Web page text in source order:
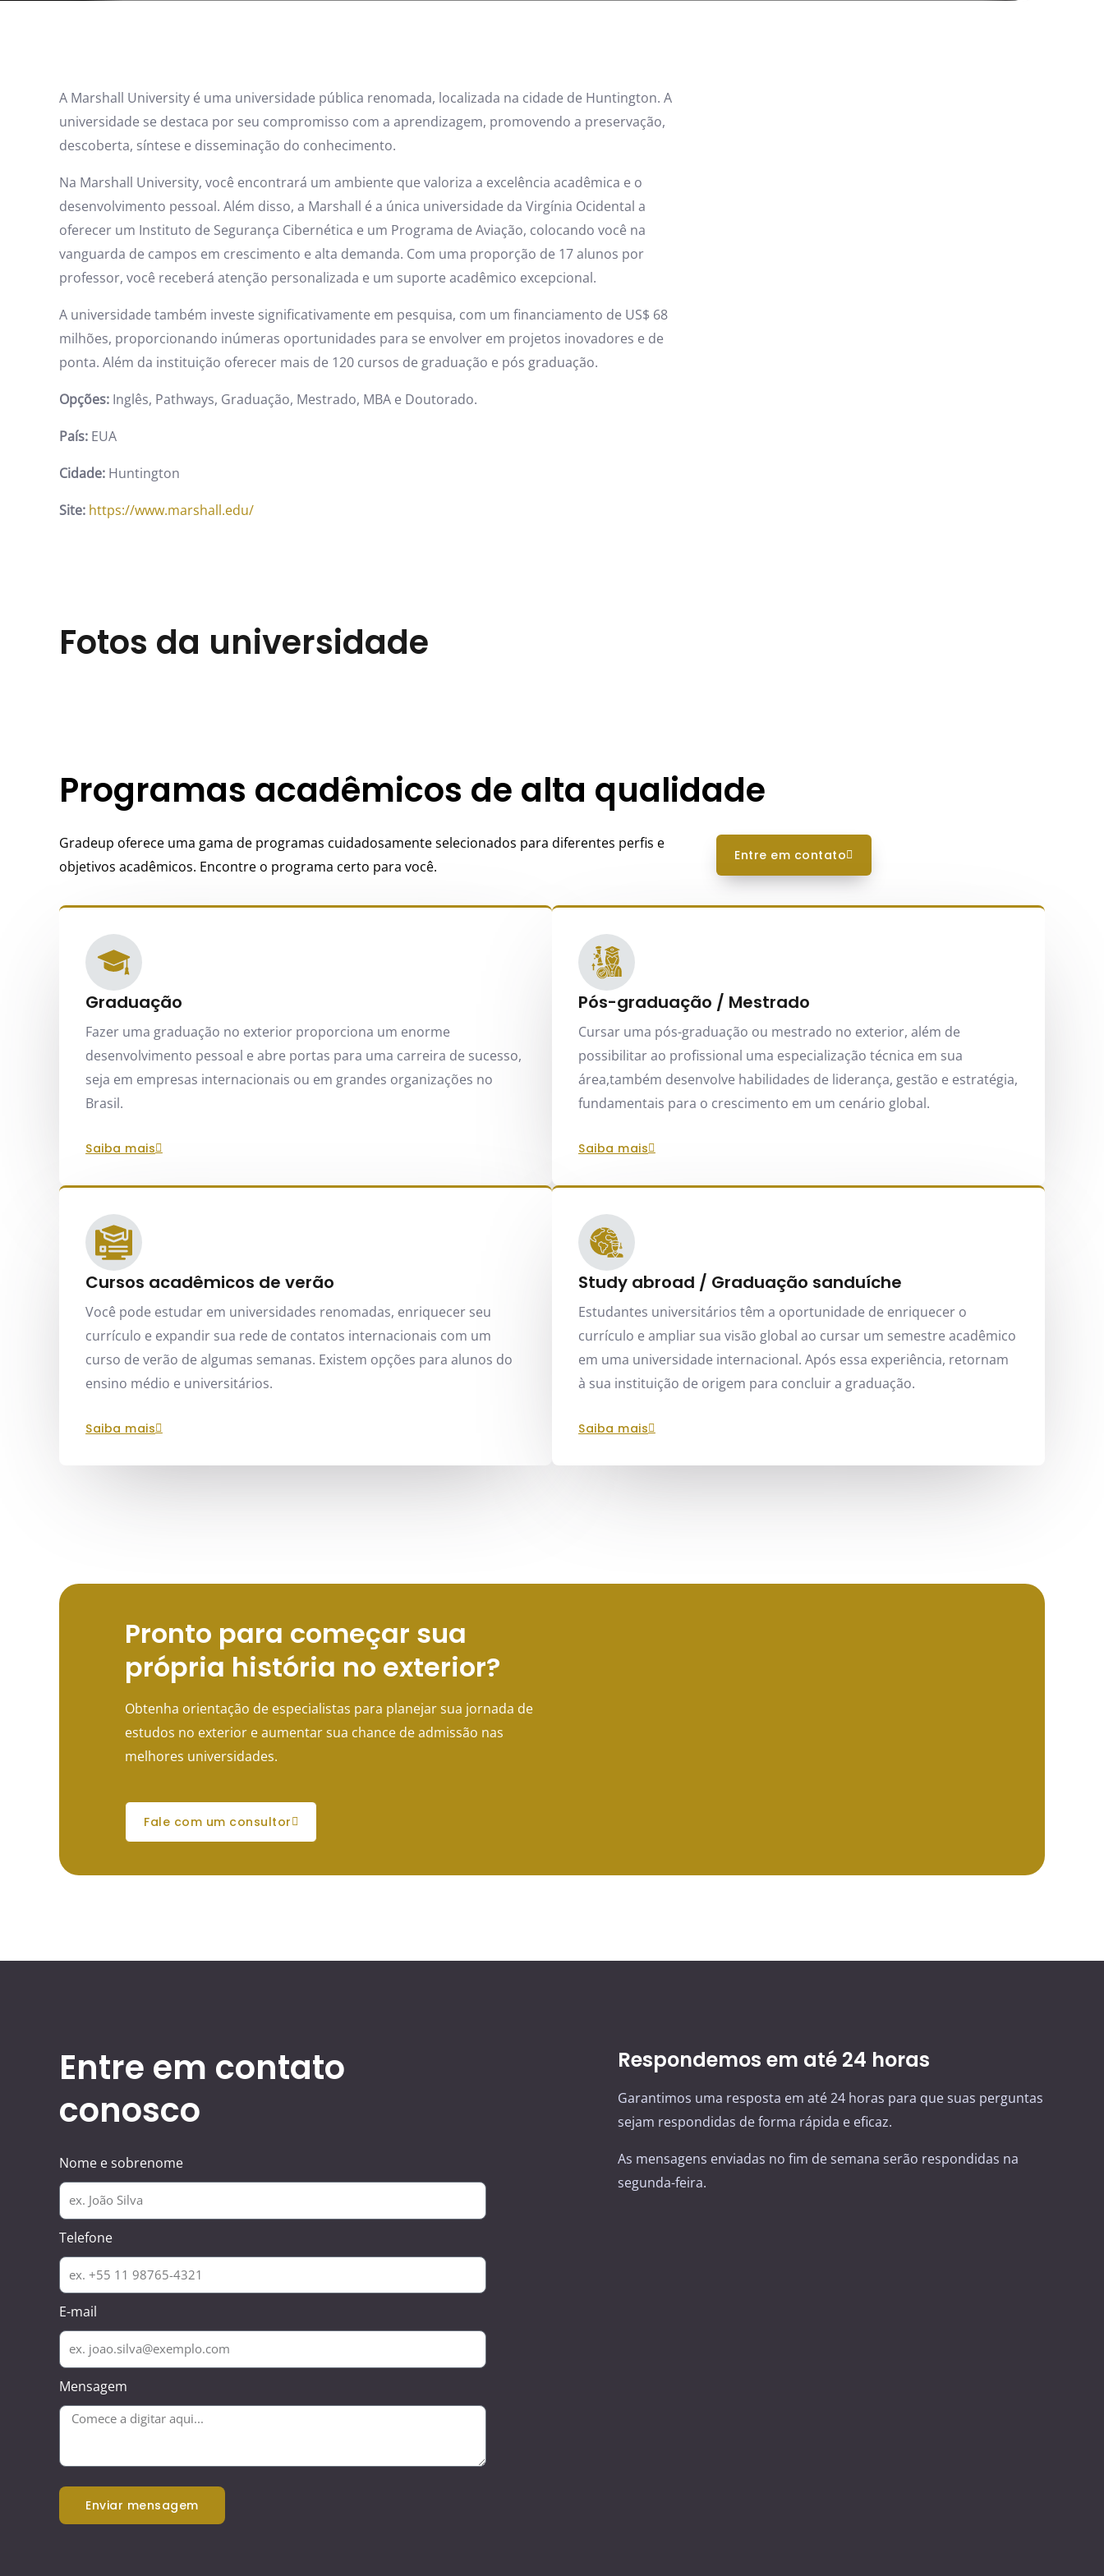
A Marshall University é uma universidade pública renomada, localizada na cidade de Huntington. A
universidade se destaca por seu compromisso com a aprendizagem, promovendo a preservação,
descoberta, síntese e disseminação do conhecimento.
Na Marshall University, você encontrará um ambiente que valoriza a excelência acadêmica e o
desenvolvimento pessoal. Além disso, a Marshall é a única universidade da Virgínia Ocidental a
oferecer um Instituto de Segurança Cibernética e um Programa de Aviação, colocando você na
vanguarda de campos em crescimento e alta demanda. Com uma proporção de 17 alunos por
professor, você receberá atenção personalizada e um suporte acadêmico excepcional.
A universidade também investe significativamente em pesquisa, com um financiamento de US$ 68
milhões, proporcionando inúmeras oportunidades para se envolver em projetos inovadores e de
ponta. Além da instituição oferecer mais de 120 cursos de graduação e pós graduação.
Opções: Inglês, Pathways, Graduação, Mestrado, MBA e Doutorado.
País: EUA
Cidade: Huntington
Site: https://www.marshall.edu/
Fotos da universidade
Programas acadêmicos de alta qualidade
Gradeup oferece uma gama de programas cuidadosamente selecionados para diferentes perfis e
objetivos acadêmicos. Encontre o programa certo para você.
entre em contato
Graduação
Fazer uma graduação no exterior proporciona um enorme
desenvolvimento pessoal e abre portas para uma carreira de sucesso,
seja em empresas internacionais ou em grandes organizações no
Brasil.
saiba mais
Pós-graduação / Mestrado
Cursar uma pós-graduação ou mestrado no exterior, além de
possibilitar ao profissional uma especialização técnica em sua
área,também desenvolve habilidades de liderança, gestão e estratégia,
fundamentais para o crescimento em um cenário global.
saiba mais
Cursos acadêmicos de verão
Você pode estudar em universidades renomadas, enriquecer seu
currículo e expandir sua rede de contatos internacionais com um
curso de verão de algumas semanas. Existem opções para alunos do
ensino médio e universitários.
saiba mais
Study abroad / Graduação sanduíche
Estudantes universitários têm a oportunidade de enriquecer o
currículo e ampliar sua visão global ao cursar um semestre acadêmico
em uma universidade internacional. Após essa experiência, retornam
à sua instituição de origem para concluir a graduação.
saiba mais
Pronto para começar sua
própria história no exterior?
Obtenha orientação de especialistas para planejar sua jornada de
estudos no exterior e aumentar sua chance de admissão nas
melhores universidades.
fale com um consultor
Entre em contato
conosco
Nome e sobrenome
Telefone
E-mail
Mensagem
enviar mensagem
Respondemos em até 24 horas
Garantimos uma resposta em até 24 horas para que suas perguntas
sejam respondidas de forma rápida e eficaz.
As mensagens enviadas no fim de semana serão respondidas na
segunda-feira.